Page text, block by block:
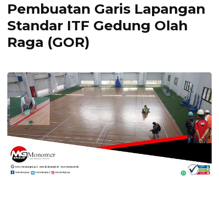
Pembuatan Garis Lapangan
Standar ITF Gedung Olah
Raga (GOR)